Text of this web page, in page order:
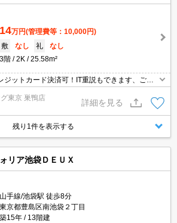
14万円(管理費等：10,000円)
敷
なし 礼
なし
3階
2K 25.58m²
ジットカード決済可！IT重説もできます、ご相
イン内見相談可能！お電話ください。
東京 巣鴨店
詳細を見る
残り1件を表示する
リア池袋ＤＥＵＸ
山手線/池袋駅 徒歩8分
東京都豊島区南池袋２丁目
築15年
13階建